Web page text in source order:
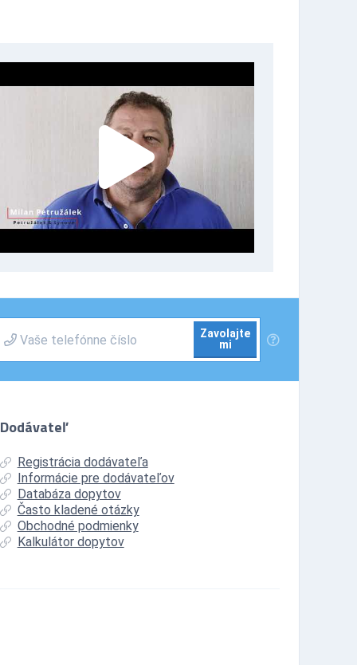
Zavolajte
mi
Dodávateľ
Registrácia dodávateľa
Informácie pre dodávateľov
Databáza dopytov
Často kladené otázky
Obchodné podmienky
Kalkulátor dopytov